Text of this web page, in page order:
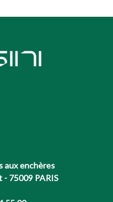
aux enchères
- 75009 PARIS